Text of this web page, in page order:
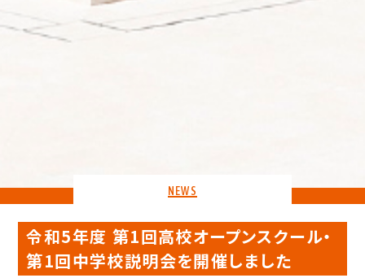
NEWS
令和5年度 第1回高校オープンスクール・
第1回中学校説明会を開催しました